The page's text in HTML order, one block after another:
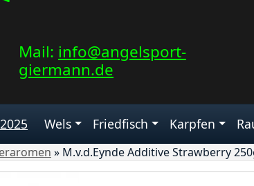
Mail: info@angelsport-
giermann.de
Wels Friedfisch Karpfen
» M.v.d.Eynde Additive Strawberry